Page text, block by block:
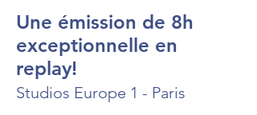
Une émission de 8h
exceptionnelle en
replay!
Studios Europe 1 - Paris